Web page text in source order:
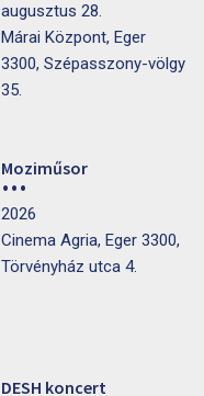
augusztus 28.
Márai Központ, Eger
3300, Szépasszony-völgy
35.
Moziműsor
2026
Cinema Agria, Eger 3300,
Törvényház utca 4.
DESH koncert